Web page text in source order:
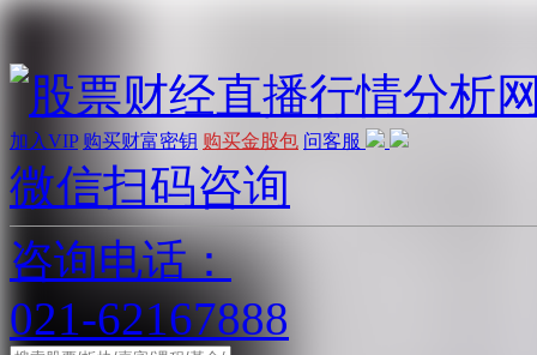
加入VIP 购买财富密钥 购买金股包 问客服
微信扫码咨询
咨询电话：
021-62167888